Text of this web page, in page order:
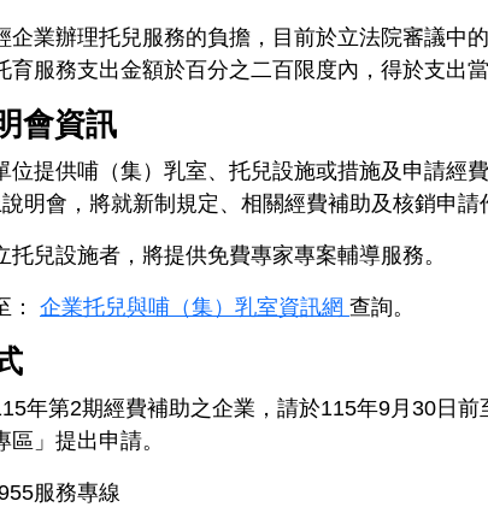
企業辦理托兒服務的負擔，目前於立法院審議中
育服務支出金額於百分之二百限度內，得於支出
會資訊
位提供哺（集）乳室、托兒設施或措施及申請經
明會，將就新制規定、相關經費補助及核銷申請
托兒設施者，將提供免費專家專案輔導服務。
： 企業托兒與哺（集）乳室資訊網 查詢。
年第2期經費補助之企業，請於115年9月30日
」提出申請。
服務專線